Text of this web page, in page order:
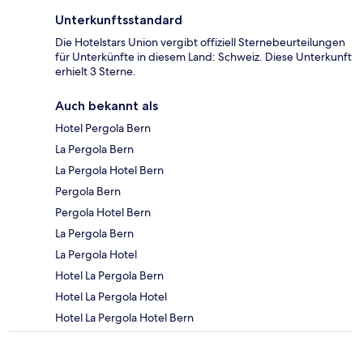
Unterkunftsstandard
Die Hotelstars Union vergibt offiziell Sternebeurteilungen
für Unterkünfte in diesem Land: Schweiz. Diese Unterkunft
erhielt 3 Sterne.
Auch bekannt als
Hotel Pergola Bern
La Pergola Bern
La Pergola Hotel Bern
Pergola Bern
Pergola Hotel Bern
La Pergola Bern
La Pergola Hotel
Hotel La Pergola Bern
Hotel La Pergola Hotel
Hotel La Pergola Hotel Bern